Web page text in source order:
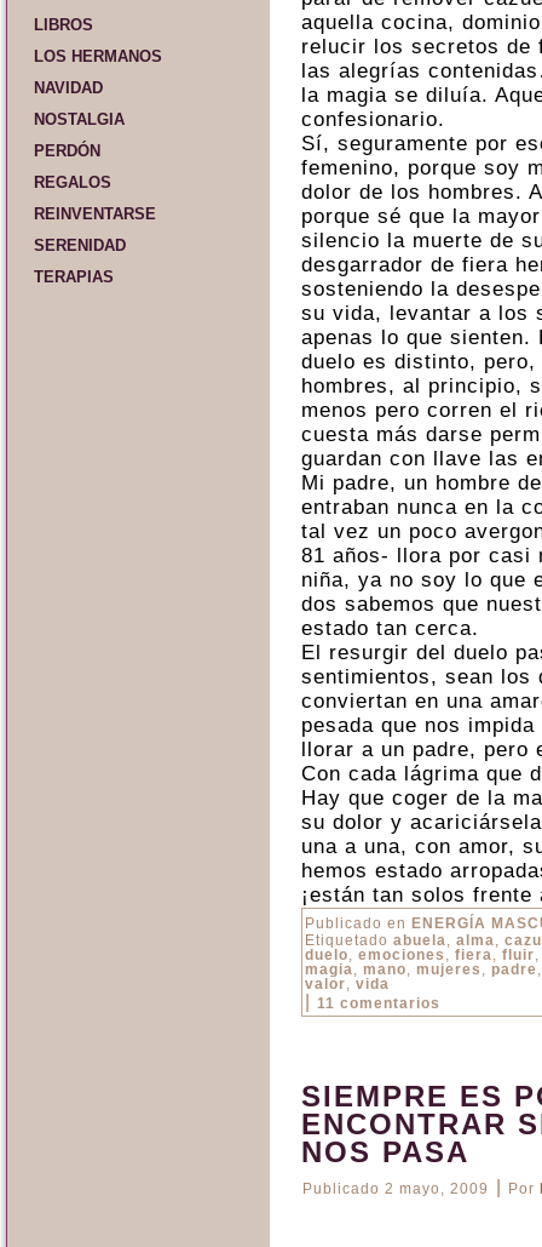
LIBROS
LOS HERMANOS
NAVIDAD
NOSTALGIA
PERDÓN
REGALOS
REINVENTARSE
SERENIDAD
TERAPIAS
aquella cocina,
relucir los secretos de
las alegrías
la magia se diluía.
confesionario.
Sí, seguramente por
femenino, porque soy
dolor de los hombres.
porque sé que la
silencio la muerte de
desgarrador de fiera
sosteniendo la
su vida, levantar a los
apenas lo que sienten.
duelo es distinto,
hombres, al principio,
menos pero corren el
cuesta más darse
guardan con llave las
Mi padre, un hombre
entraban nunca en la
tal vez un poco
81 años- llora por casi
niña, ya no soy lo que
dos sabemos que
estado tan cerca.
El resurgir del duelo
sentimientos, sean los
conviertan en una
pesada que nos
llorar a un padre, pero
Con cada lágrima que
Hay que coger de la
su dolor y
una a una, con amor,
hemos estado
¡están tan solos
Publicado en ENERGÍA
Etiquetado abuela, alma,
duelo, emociones , fiera, fluir
magia, mano, mujeres , padre
valor, vida
11 comentarios
SIEMPRE ES
ENCONTRAR
NOS PASA
Publicado 2 mayo, 2009 Por